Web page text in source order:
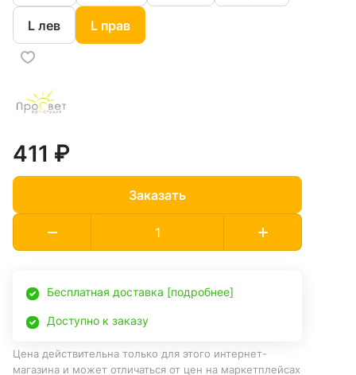
L лев L прав
411 ₽
Заказать
Бесплатная доставка [подробнее]
Доступно к заказу
Цена действительна только для этого интернет-
магазина и может отличаться от цен на маркетплейсах